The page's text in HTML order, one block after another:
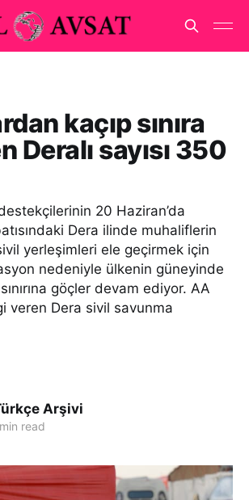
kaçıp sınıra
Deralı sayısı 350
20 Haziran’da
Dera ilinde muhaliflerin
yerleşimleri ele geçirmek için
nedeniyle ülkenin güneyinde
göçler devam ediyor. AA
veren Dera sivil savunma
Arşivi
read